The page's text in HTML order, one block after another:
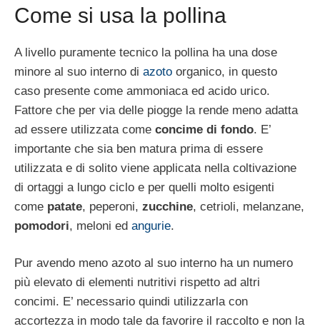
Come si usa la pollina
A livello puramente tecnico la pollina ha una dose
minore al suo interno di azoto organico, in questo
caso presente come ammoniaca ed acido urico.
Fattore che per via delle piogge la rende meno adatta
ad essere utilizzata come concime di fondo. E’
importante che sia ben matura prima di essere
utilizzata e di solito viene applicata nella coltivazione
di ortaggi a lungo ciclo e per quelli molto esigenti
come patate, peperoni, zucchine, cetrioli, melanzane,
pomodori, meloni ed angurie.
Pur avendo meno azoto al suo interno ha un numero
più elevato di elementi nutritivi rispetto ad altri
concimi. E’ necessario quindi utilizzarla con
accortezza in modo tale da favorire il raccolto e non la